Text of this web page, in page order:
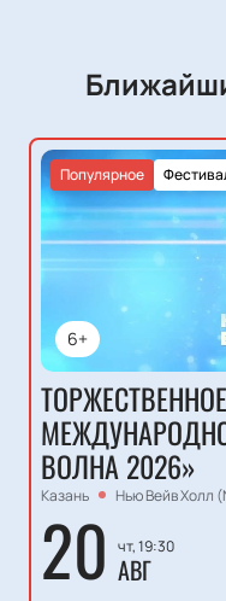
6+
Популярное
ВОЛНА 2026»
Казань Нью Вейв Холл
20 чт, 19:30
АВГ